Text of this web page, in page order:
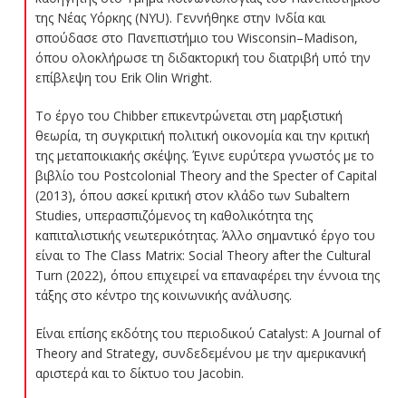
της Νέας Υόρκης (NYU). Γεννήθηκε στην Ινδία και
σπούδασε στο Πανεπιστήμιο του Wisconsin–Madison,
όπου ολοκλήρωσε τη διδακτορική του διατριβή υπό την
επίβλεψη του Erik Olin Wright.
Το έργο του Chibber επικεντρώνεται στη μαρξιστική
θεωρία, τη συγκριτική πολιτική οικονομία και την κριτική
της μεταποικιακής σκέψης. Έγινε ευρύτερα γνωστός με το
βιβλίο του Postcolonial Theory and the Specter of Capital
(2013), όπου ασκεί κριτική στον κλάδο των Subaltern
Studies, υπερασπιζόμενος τη καθολικότητα της
καπιταλιστικής νεωτερικότητας. Άλλο σημαντικό έργο του
είναι το The Class Matrix: Social Theory after the Cultural
Turn (2022), όπου επιχειρεί να επαναφέρει την έννοια της
τάξης στο κέντρο της κοινωνικής ανάλυσης.
Είναι επίσης εκδότης του περιοδικού Catalyst: A Journal of
Theory and Strategy, συνδεδεμένου με την αμερικανική
αριστερά και το δίκτυο του Jacobin.